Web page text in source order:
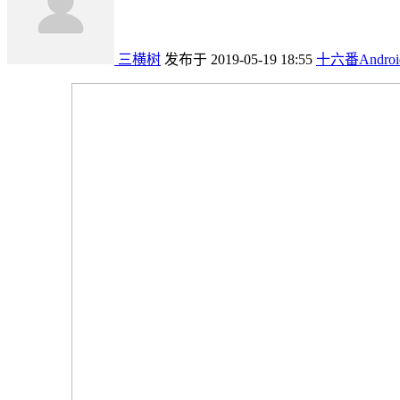
三横树 发布于 2019-05-19 18:55 十六番